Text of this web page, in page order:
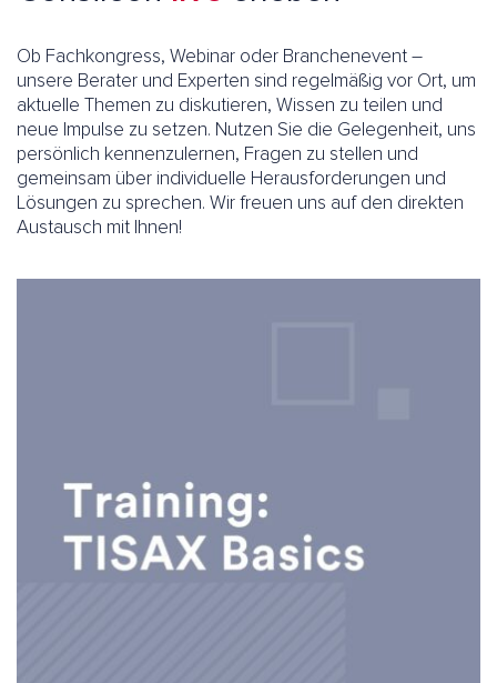
Ob Fachkongress, Webinar oder Branchenevent –
unsere Berater und Experten sind regelmäßig vor Ort, um
aktuelle Themen zu diskutieren, Wissen zu teilen und
neue Impulse zu setzen. Nutzen Sie die Gelegenheit, uns
persönlich kennenzulernen, Fragen zu stellen und
gemeinsam über individuelle Herausforderungen und
Lösungen zu sprechen. Wir freuen uns auf den direkten
Austausch mit Ihnen!